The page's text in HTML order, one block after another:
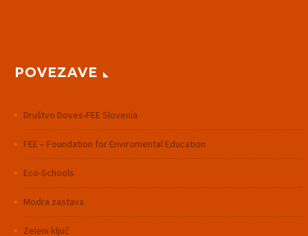
POVEZAVE
Društvo Doves-FEE Slovenia
FEE – Foundation for Enviromental Education
Eco-Schools
Modra zastava
Zeleni ključ